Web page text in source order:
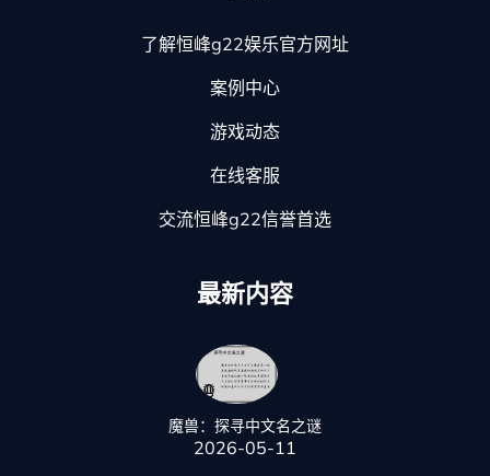
了解恒峰g22娱乐官方网址
案例中心
游戏动态
在线客服
交流恒峰g22信誉首选
最新内容
魔兽：探寻中文名之谜
2026-05-11